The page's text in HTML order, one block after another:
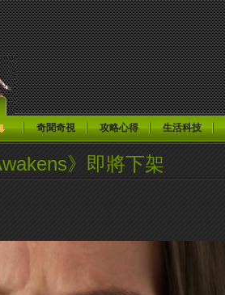
奇聞奇視 攻略心得 生活科技
》即將下架